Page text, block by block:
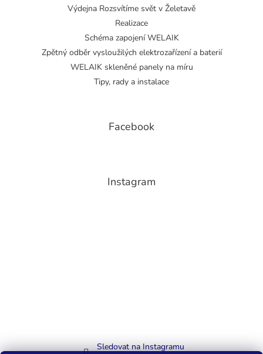
Výdejna Rozsvítíme svět v Želetavě
Realizace
Schéma zapojení WELAIK
Zpětný odběr vysloužilých elektrozařízení a baterií
WELAIK skleněné panely na míru
Tipy, rady a instalace
Facebook
Instagram
Sledovat na Instagramu